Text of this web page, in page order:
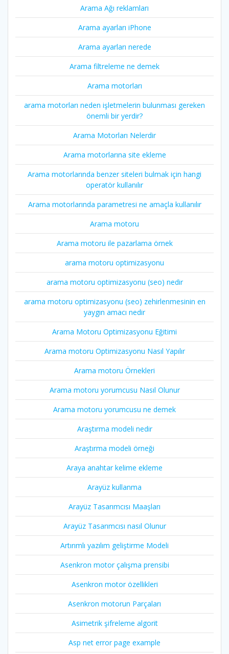
Arama Ağı reklamları
Arama ayarları iPhone
Arama ayarları nerede
Arama filtreleme ne demek
Arama motorları
arama motorları neden işletmelerin bulunması gereken
önemli bir yerdir?
Arama Motorları Nelerdir
Arama motorlarına site ekleme
Arama motorlarında benzer siteleri bulmak için hangi
operatör kullanılır
Arama motorlarında parametresi ne amaçla kullanılır
Arama motoru
Arama motoru ile pazarlama örnek
arama motoru optimizasyonu
arama motoru optimizasyonu (seo) nedir
arama motoru optimizasyonu (seo) zehirlenmesinin en
yaygın amacı nedir
Arama Motoru Optimizasyonu Eğitimi
Arama motoru Optimizasyonu Nasıl Yapılır
Arama motoru Örnekleri
Arama motoru yorumcusu Nasıl Olunur
Arama motoru yorumcusu ne demek
Araştırma modeli nedir
Araştırma modeli örneği
Araya anahtar kelime ekleme
Arayüz kullanma
Arayüz Tasarımcısı Maaşları
Arayüz Tasarımcısı nasıl Olunur
Artırımlı yazılım geliştirme Modeli
Asenkron motor çalışma prensibi
Asenkron motor özellikleri
Asenkron motorun Parçaları
Asimetrik şifreleme algorit
Asp net error page example